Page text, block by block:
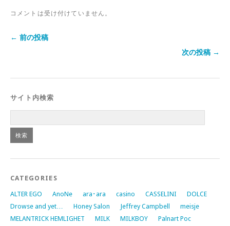
コメントは受け付けていません。
← 前の投稿
次の投稿 →
サイト内検索
CATEGORIES
ALTER EGO AnoNe ara･ara casino CASSELINI
DOLCE
Drowse and yet…
Honey Salon Jeffrey Campbell
meisje
MELANTRICK HEMLIGHET
MILK MILKBOY
Palnart Poc